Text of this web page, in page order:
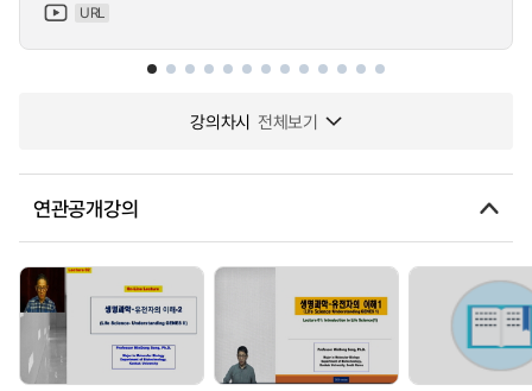
URL
강의차시 전체보기
연관공개강의